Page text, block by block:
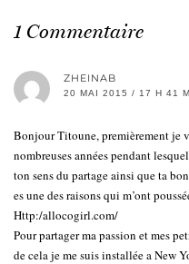
1 Commentaire
ZHEINAB
20 MAI 2015 / 17 H 41
Bonjour Titoune, premièrement je
nombreuses années pendant
ton sens du partage ainsi que ta
es une des raisons qui m’ont
Http:/allocogirl.com/
Pour partager ma passion et mes
de cela je me suis installée a New